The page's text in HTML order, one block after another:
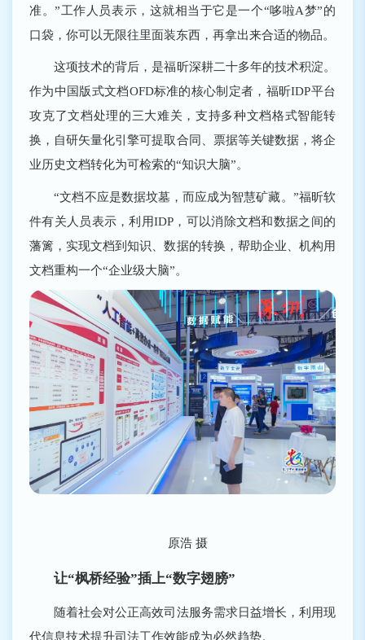
准。”工作人员表示，这就相当于它是一个“哆啦A梦”的
口袋，你可以无限往里面装东西，再拿出来合适的物品。
这项技术的背后，是福昕深耕二十多年的技术积淀。
作为中国版式文档OFD标准的核心制定者，福昕IDP平台
攻克了文档处理的三大难关，支持多种文档格式智能转
换，自研矢量化引擎可提取合同、票据等关键数据，将企
业历史文档转化为可检索的“知识大脑”。
“文档不应是数据坟墓，而应成为智慧矿藏。”福昕软
件有关人员表示，利用IDP，可以消除文档和数据之间的
藩篱，实现文档到知识、数据的转换，帮助企业、机构用
文档重构一个“企业级大脑”。
原浩 摄
让“枫桥经验”插上“数字翅膀”
随着社会对公正高效司法服务需求日益增长，利用现
代信息技术提升司法工作效能成为必然趋势。